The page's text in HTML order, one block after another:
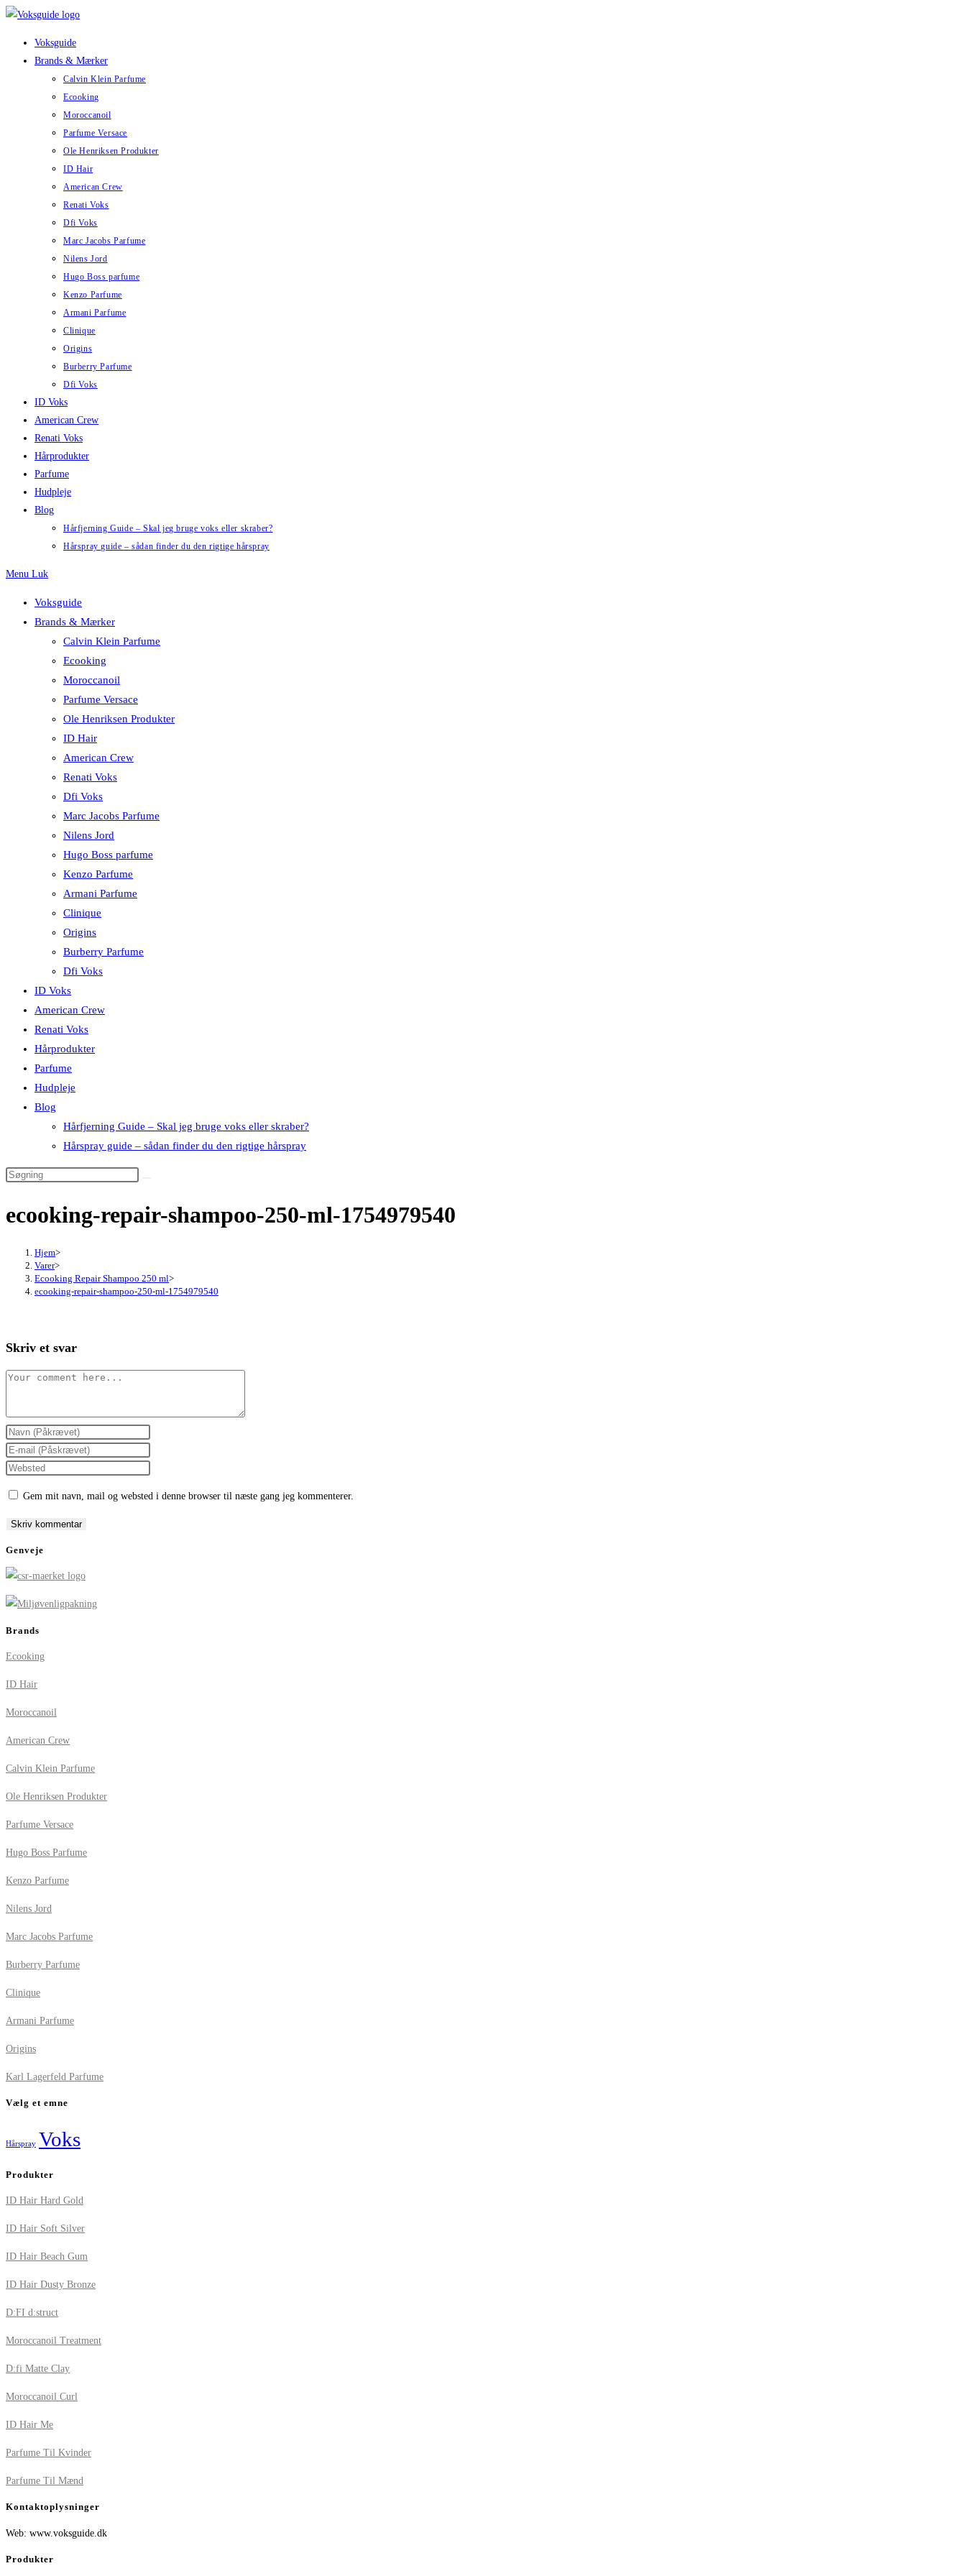
Skip
Voksguide
Brands & Mærker
Calvin Klein Parfume
Ecooking
Moroccanoil
Parfume Versace
Ole Henriksen Produkter
ID Hair
American Crew
Renati Voks
Dfi Voks
Marc Jacobs Parfume
Nilens Jord
Hugo Boss parfume
Kenzo Parfume
Armani Parfume
Clinique
Origins
Burberry Parfume
Dfi Voks
ID Voks
American Crew
Renati Voks
Hårprodukter
Parfume
Hudpleje
Blog
Hårfjerning Guide – Skal jeg bruge voks eller skraber?
Hårspray guide – sådan finder du den rigtige hårspray
Menu Luk
Voksguide
Brands & Mærker
Calvin Klein Parfume
Ecooking
Moroccanoil
Parfume Versace
Ole Henriksen Produkter
ID Hair
American Crew
Renati Voks
Dfi Voks
Marc Jacobs Parfume
Nilens Jord
Hugo Boss parfume
Kenzo Parfume
Armani Parfume
Clinique
Origins
Burberry Parfume
Dfi Voks
ID Voks
American Crew
Renati Voks
Hårprodukter
Parfume
Hudpleje
Blog
Hårfjerning Guide – Skal jeg bruge voks eller skraber?
Hårspray guide – sådan finder du den rigtige hårspray
ecooking-repair-shampoo-250-ml-1754979540
Hjem>
Varer>
Ecooking Repair Shampoo 250 ml>
ecooking-repair-shampoo-250-ml-1754979540
Skriv et svar
Comment
Enter
your
name
to
Enter
your
to
Enter
URL
Gem mit navn, mail og websted i denne browser til næste gang jeg kommenterer.
Genveje
Brands
Ecooking
ID Hair
Moroccanoil
American Crew
Calvin Klein Parfume
Ole Henriksen Produkter
Parfume Versace
Hugo Boss Parfume
Kenzo Parfume
Nilens Jord
Marc Jacobs Parfume
Burberry Parfume
Clinique
Armani Parfume
Origins
Karl Lagerfeld Parfume
Vælg et emne
Hårspray Voks
Produkter
ID Hair Hard Gold
ID Hair Soft Silver
ID Hair Beach Gum
ID Hair Dusty Bronze
D:FI d:struct
Moroccanoil Treatment
D:fi Matte Clay
Moroccanoil Curl
ID Hair Me
Parfume Til Kvinder
Parfume Til Mænd
Kontaktoplysninger
Web: www.voksguide.dk
Produkter